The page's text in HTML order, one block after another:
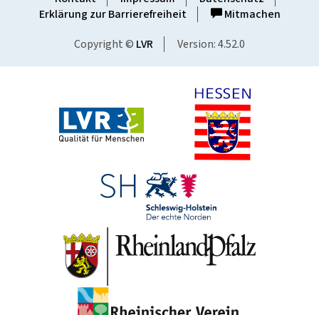
Erklärung zur Barrierefreiheit
Mitmachen
Copyright © LVR Version: 4.52.0